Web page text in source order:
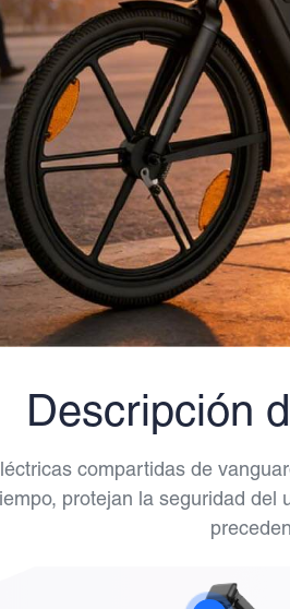
Descripción
compartidas de
protejan la seguridad